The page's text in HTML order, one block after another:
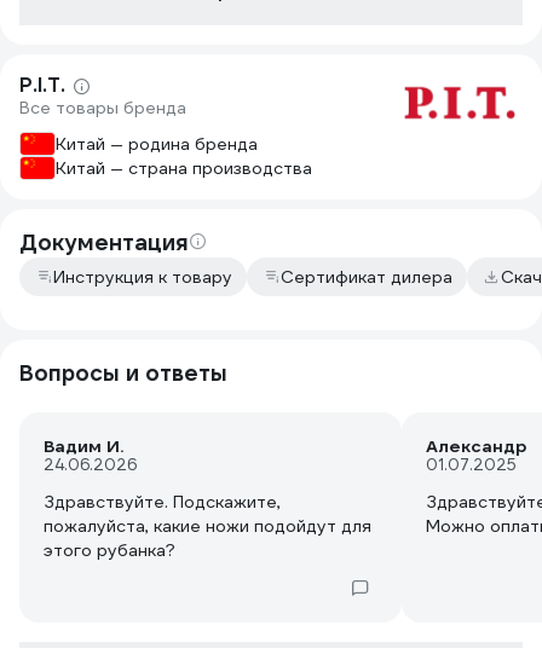
P.I.T.
Все товары бренда
Китай — родина бренда
Китай — страна производства
Документация
Инструкция к товару Сертификат дилера
Вопросы и ответы
Вадим И.
24.06.2026
Здравствуйте. Подскажите,
пожалуйста, какие ножи подойдут для
этого рубанка?
Александр
01.07.2025
Можно